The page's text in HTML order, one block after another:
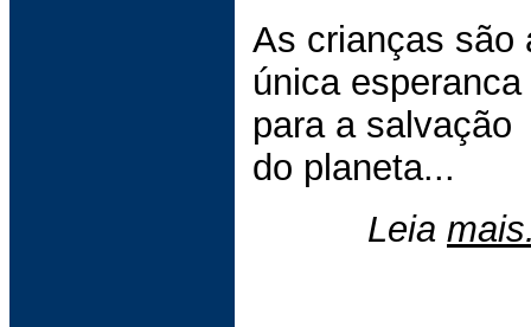
As crianças são
única esperanca
para a salvação
do planeta...
Leia